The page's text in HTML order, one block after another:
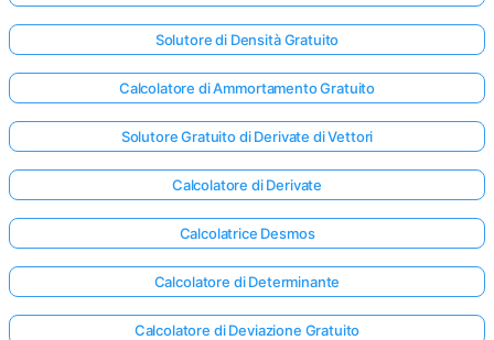
Solutore di Densità Gratuito
Calcolatore di Ammortamento Gratuito
Solutore Gratuito di Derivate di Vettori
Calcolatore di Derivate
Calcolatrice Desmos
Calcolatore di Determinante
Calcolatore di Deviazione Gratuito